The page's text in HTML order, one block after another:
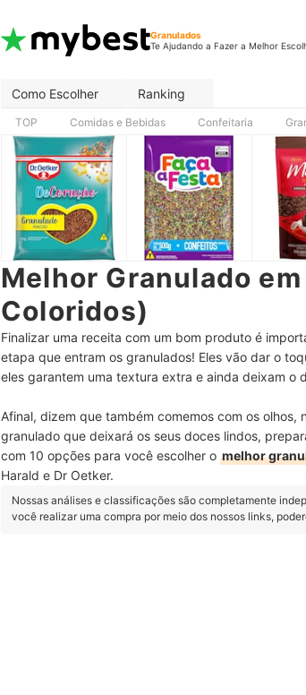
Granulados
Te Ajudando a Fazer a Melhor
Como Escolher Ranking
TOP Comidas e Bebidas Confeitaria
Melhor Granulado
Coloridos)
Finalizar uma receita com um bom produto é
etapa que entram os granulados! Eles vão dar o
eles garantem uma textura extra e ainda deixam o
Afinal, dizem que também comemos com os olhos,
granulado que deixará os seus doces lindos,
com 10 opções para você escolher o melhor
Harald e Dr Oetker.
Nossas análises e classificações são completamente
você realizar uma compra por meio dos nossos links,